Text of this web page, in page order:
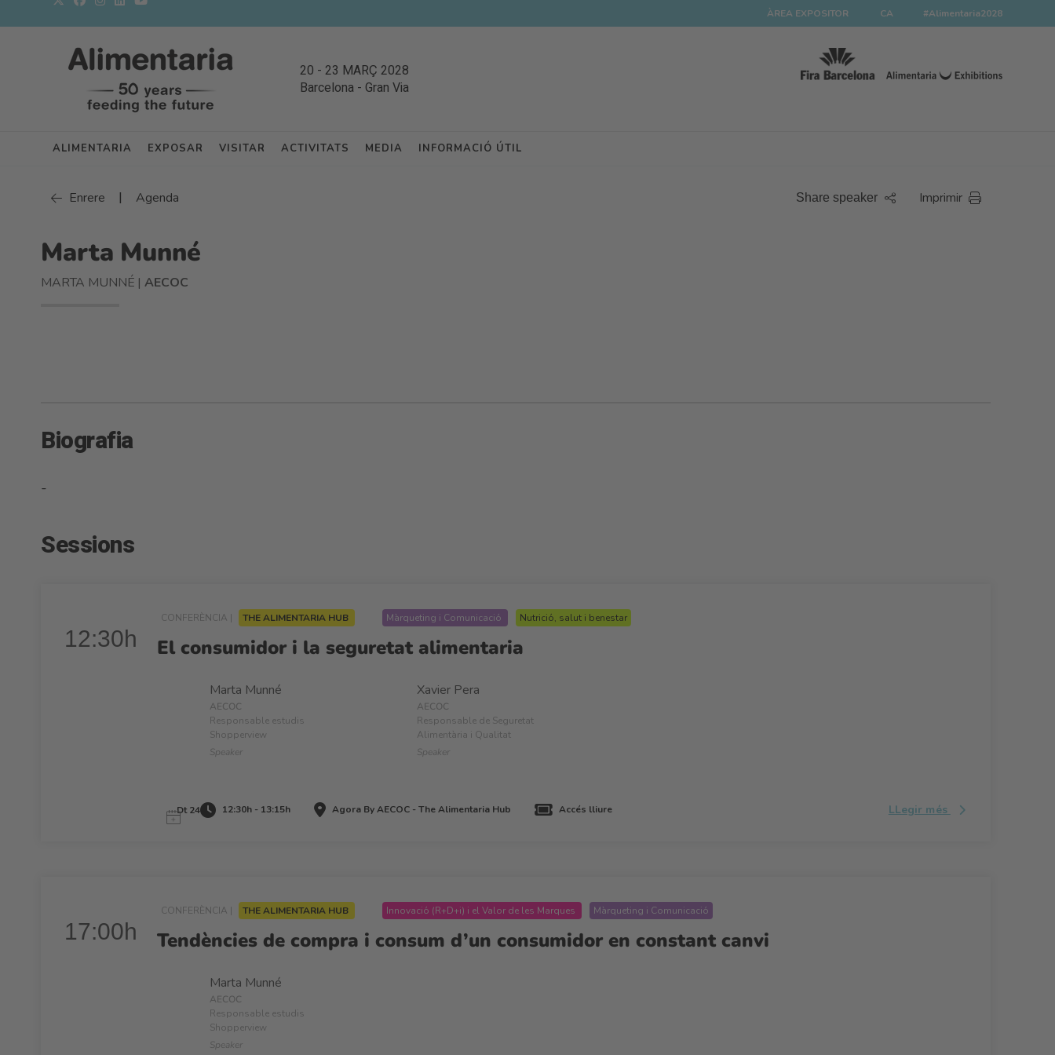
ÀREA EXPOSITOR CA #Alimentaria2028
20 - 23 MARÇ 2028
Barcelona - Gran Via
ALIMENTARIA EXPOSAR VISITAR ACTIVITATS MEDIA INFORMACIÓ ÚTIL
Enrere | Agenda Share speaker Imprimir
Marta Munné
MARTA MUNNÉ |AECOC
Biografia
-
Sessions
12:30h
CONFERÈNCIA | THE ALIMENTARIA HUB Màrqueting i Comunicació Nutrició, salut i benestar
El consumidor i la seguretat alimentaria
Marta Munné
AECOC
Responsable estudis
Shopperview
Speaker
Xavier Pera
AECOC
Responsable de Seguretat
Alimentària i Qualitat
Speaker
Dt 24 12:30h - 13:15h Agora By AECOC - The Alimentaria Hub Accés lliure LLegir més
17:00h
CONFERÈNCIA | THE ALIMENTARIA HUB Innovació (R+D+i) i el Valor de les Marques Màrqueting i Comunicació
Tendències de compra i consum d’un consumidor en constant canvi
Marta Munné
AECOC
Responsable estudis
Shopperview
Speaker